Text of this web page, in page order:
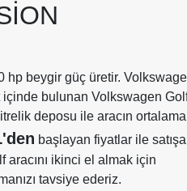
hp beygir güç üretir.
içinde bulunan Volkswagen
deposu ile aracın ortalama
başlayan fiyatlar ile satışa
aracını ikinci el almak için
tavsiye ederiz.